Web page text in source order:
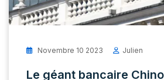
Novembre 10 2023 Julien
Le géant bancaire